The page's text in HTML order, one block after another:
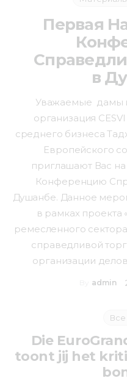
Первая
в
Уважаемые дамы
организация
среднего бизнеса
Европейского
приглашают Вас
Конференцию
Душанбе. Данное
в рамках проекта
ремесленного
справедливой
организации
admin
Die
toont jij het